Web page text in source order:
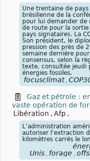
Une trentaine de
brésilienne de la
pour lui demander de
de route pour la sortie
pays signataires. La
Son président, le
pression des près de
semaine dernière
consensus, selon la
texte, consultée jeudi
énergies fossiles.
focusclimat
Gaz et pétrole :
vaste opération de
Libération , Afp ,
L’administration
autoriser l’extraction
kilomètres carrés le
Unis
forage